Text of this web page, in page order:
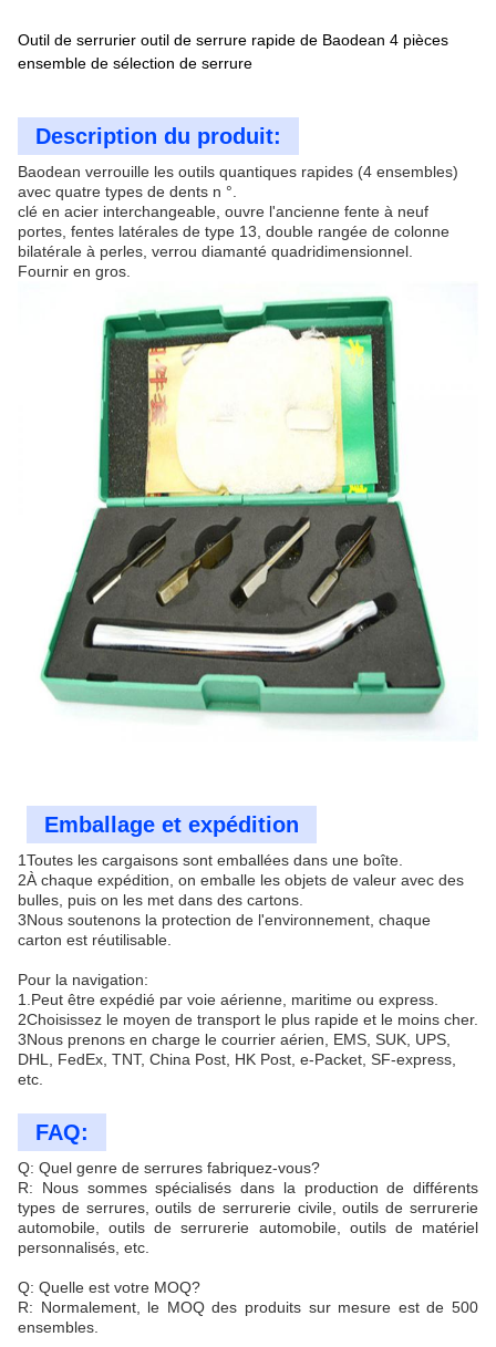
Outil de serrurier outil de serrure rapide de Baodean 4 pièces
ensemble de sélection de serrure
Description du produit:
Baodean verrouille les outils quantiques rapides (4 ensembles)
avec quatre types de dents n °.
clé en acier interchangeable, ouvre l'ancienne fente à neuf
portes, fentes latérales de type 13, double rangée de colonne
bilatérale à perles, verrou diamanté quadridimensionnel.
Fournir en gros.
Emballage et expédition
1Toutes les cargaisons sont emballées dans une boîte.
2À chaque expédition, on emballe les objets de valeur avec des
bulles, puis on les met dans des cartons.
3Nous soutenons la protection de l'environnement, chaque
carton est réutilisable.
Pour la navigation:
1.Peut être expédié par voie aérienne, maritime ou express.
2Choisissez le moyen de transport le plus rapide et le moins cher.
3Nous prenons en charge le courrier aérien, EMS, SUK, UPS,
DHL, FedEx, TNT, China Post, HK Post, e-Packet, SF-express,
etc.
FAQ:
Q: Quel genre de serrures fabriquez-vous?
R: Nous sommes spécialisés dans la production de différents
types de serrures, outils de serrurerie civile, outils de serrurerie
automobile, outils de serrurerie automobile, outils de matériel
personnalisés, etc.
Q: Quelle est votre MOQ?
R: Normalement, le MOQ des produits sur mesure est de 500
ensembles.